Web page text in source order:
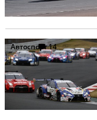
Автоспорт14